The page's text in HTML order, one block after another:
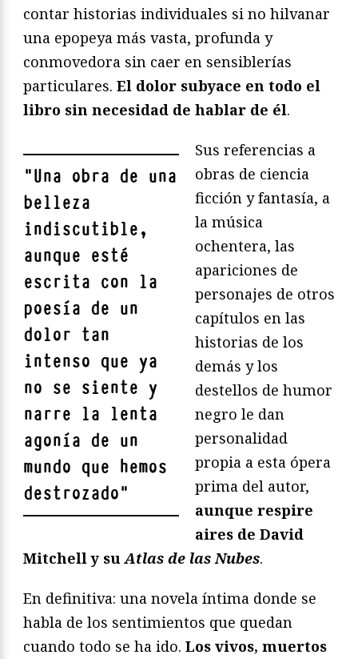
contar historias individuales si no hilvanar
una epopeya más vasta, profunda y
conmovedora sin caer en sensiblerías
particulares. El dolor subyace en todo el
libro sin necesidad de hablar de él.
"Una obra de una
belleza
indiscutible,
aunque esté
escrita con la
poesía de un
dolor tan
intenso que ya
no se siente y
narre la lenta
agonía de un
mundo que hemos
destrozado"
Sus referencias a
obras de ciencia
ficción y fantasía, a
la música
ochentera, las
apariciones de
personajes de otros
capítulos en las
historias de los
demás y los
destellos de humor
negro le dan
personalidad
propia a esta ópera
prima del autor,
aunque respire
aires de David
Mitchell y suAtlas de las Nubes.
En definitiva: una novela íntima donde se
habla de los sentimientos que quedan
cuando todo se ha ido. Los vivos, muertos